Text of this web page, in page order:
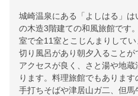
城崎温泉にある「よしはる」
の木造3階建ての和風旅館です
室で全11室とこじんまりして
切り風呂があり朝夕入ること
アクセスが良く、さと湯や地
ります。料理旅館でもあります
手打ちそばや津居山ガ二、但